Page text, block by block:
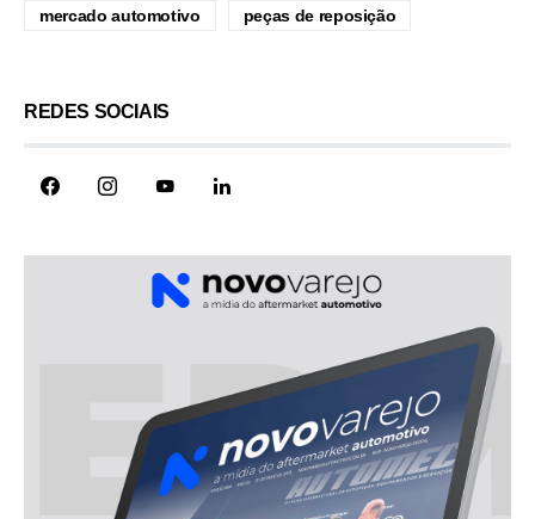
mercado automotivo peças de reposição
REDES SOCIAIS